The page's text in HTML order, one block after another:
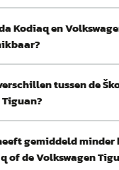
Kodiaq en
tussen de
gemiddeld minder
of de Volkswagen